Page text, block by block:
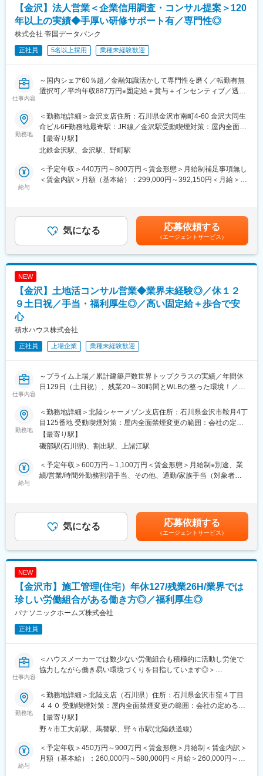
◇設計フェーズでは、C言語を中心とした言語を用いて、マイコ
ン制御やセンサ・通信モジュールとのインターフェース設計を行
います。RTOS環境でのタスク設計や割り込み処理、ドライバ開
発など、製品の中核となる機能を構築していただきます。
◇実装後は、単体テストから結合・システムテストまでを計画的
に実施し、製品としての完成度を高めていきます。テストでは、
し、不具合があれば原因を解析し、設計へのフィードバックを行
います。
ための自動テストやCI環境の導入など、開発の効率化と品質向上
に向けた取り組みも期待しています。
■当社だからこそ実現できるエンジニアとしての未来がある：
同業他社と比較をしても圧倒的なお取引社数を誇る当社。当社独
占のプロジェクトも多数あり、当社だからこそ挑戦できる仕事が
＜キャリアドック制度＞
同業他社では希望する仕事があっても、会社の都合で挑戦できな
いという事も転職理由の1つです。当社では専任のキャリアアドバ
イザーがおり、キャリアアドバイザーが社内に働きかける事で希
変更の範囲：会社の定める業務
【金沢】法人営業＜企業信用調査・コンサル提案＞120
年以上の実績◆手厚い研修サポート有／専門性◎
株式会社 帝国データバンク
正社員 5名以上採用 業種未経験歓迎
仕事内容
～国内シェア60％超／金融知識活かして専門性を磨く／転勤有無
選択可／平均年収887万円※固定給＋賞与＋インセンティブ／透明
■業務内容：
経営者と直接対話し、企業の本質に迫る「信用調査＋コンサルテ
ィング営業」をお任せします。
金融・経営知識を実務で深め、希少性の高いスキルを獲得し、市
場価値を高められる環境です。
1. 企業信用調査
・対象企業へ訪問し、事業内容や会社の特色、今後の展望、財務
・企業信用調査で得た情報から企業が抱えている課題を見つけ出
し、課題解決をご提案。
例１：与信管理に課題のある企業には信用調査報告書や倒産予測
継支援サービスや教育ツール、研修などを提案
訪問から報告書作成、提案まで一貫して担当。論理的思考力と課
・企業信用調査のデータは、金融機関の融資可否判断や企業間の
新規取引の際等に利用される重要なデータです。
・社長や会社役員から企業の課題、悩みを直接相談され、解決を
サポートし事業の成長を通して社会に貢献できる仕事です。
充実した研修制度とメンター制度を整備し、異業界出身者も安心
してスタート可能。報告書入力システム改善など、働きやすさ向
上にも取り組んでいます。
■企業魅力：
国内シェア60％超を誇る業界リーディングカンパニー。金融機関
や企業間取引で利用される信用調査データを提供し、経済活動を
支える重要な役割を担っています。
勤務地
＜勤務地詳細＞金沢支店住所：石川県金沢市南町4-60 金沢大同生
命ビル6F勤務地最寄駅：JR線／金沢駅受動喫煙対策：屋内全面禁
煙変更の範囲：勤務地は業務上の都合により変更の可能性があり
ます
【最寄り駅】
北鉄金沢駅、金沢駅、野町駅
給与
＜予定年収＞440万円～800万円＜賃金形態＞月給制補足事項無し
＜賃金内訳＞月額（基本給）：299,000円～392,150円＜月給＞
後）：800 万円（月給 35 万円＋賞与 90 万円＋営業給 100 万円）
※モデル年収は全国総合職の場合を記載賃金はあくまでも目安の金
額であり、選考を通じて上下する可能性があります。月給(月額)は
固定手当を含めた表記です。
気になる 応募依頼する
（エージェントサービス）
NEW
【金沢】土地活コンサル営業◆業界未経験◎／休１２
９土日祝／手当・福利厚生◎／高い固定給＋歩合で安
心
積水ハウス株式会社
正社員 上場企業 業種未経験歓迎
仕事内容
～プライム上場／累計建築戸数世界トップクラスの実績／年間休
日129日（土日祝）、残業20～30時間とWLBの整った環境！／充
積極実施／業界のリーディングカンパニー／宅建保有者歓迎～
■業務内容
住宅業界のリーディングカンパニーとして累計建築戸数世界トッ
プクラスを誇る当社にて、賃貸住宅を主に、お客様に合わせて
様々な土地活用を提案する不動産経営コンサルタントをお任せし
ます。
貸住宅だけでなく医療・介護・福祉関連施設や保育所など、様々
な物件からお客様のニーズに合わせた最適な土地活用を提案頂き
ます。経営にも地域活性にも繋がる適切なご提案を実施していま
・引合活動(お客様探し)：訪問営業(エリアワークや電話営業等)、
ルート営業(不動産会社や金融機関等)を行い新規開拓いただきま
す。
■業務の魅力
土地活用はオーナーの資産形成だけでなく、地域の雇用・活性に
もつながる大きな価値を生みます。
◎大規模プロジェクトの中心で活躍
設計担当に加え、銀行・税理士など外部パートナーと協業しなが
けます。
◎0→1の提案力が身につく
勤務地
＜勤務地詳細＞北陸シャーメゾン支店住所：石川県金沢市鞍月4丁
目125番地 受動喫煙対策：屋内全面禁煙変更の範囲：会社の定め
る事業所（国内外、グループ会社も含む）および「テレワーク規
則」に規定する在宅勤務の就業場所
【最寄り駅】
磯部駅(石川県)、割出駅、上諸江駅
給与
＜予定年収＞600万円～1,100万円＜賃金形態＞月給制※別途、業
績/営業/時間外勤務割増手当、その他、通勤/家族手当（対象者の
経験・専門性に応じて優遇等がございます。■賞与／年2回（9
月、3月、別途決算賞与あり）前期実績6.14ヶ月／年■昇給／年1
回（4月）■モデル年収33歳：1000万円（賞与：202万円、営業系
業績手当：313.6万円)※家族手当、営業手当含む賃金はあくまでも
目安の金額であり、選考を通じて上下する可能性があります。月
気になる 応募依頼する
（エージェントサービス）
NEW
【金沢市】施工管理(住宅）年休127/残業26H/業界では
珍しい労働組合がある働き方◎／福利厚生◎
パナソニックホームズ株式会社
正社員
仕事内容
＜ハウスメーカーでは数少ない労働組合も積極的に活動し労使で
協力しながら働き易い環境づくりを目指しています◎＞
（工事管理）を担当していただきます。都市部においては、複合
利用目的にも活用可能な最大９階建てまで可能な『多層階住宅：
ビューノ』を担当いただくケースもございます。
☆施工管理職としてワークライフバランスが整った環境☆
・年間休日127日＋有給最大25日（入社時から付与／入社日によ
って変動）。週休2日（水・日）、夏季・年末年始休暇などが整備
勤務地
＜勤務地詳細＞北陸支店（石川県）住所：石川県金沢市窪４丁目
４４０ 受動喫煙対策：屋内全面禁煙変更の範囲：会社の定める事
業所
【最寄り駅】
野々市工大前駅、馬替駅、野々市駅(北陸鉄道線)
給与
＜予定年収＞450万円～900万円＜賃金形態＞月給制＜賃金内訳＞
月額（基本給）：260,000円～580,000円＜月給＞260,000円～